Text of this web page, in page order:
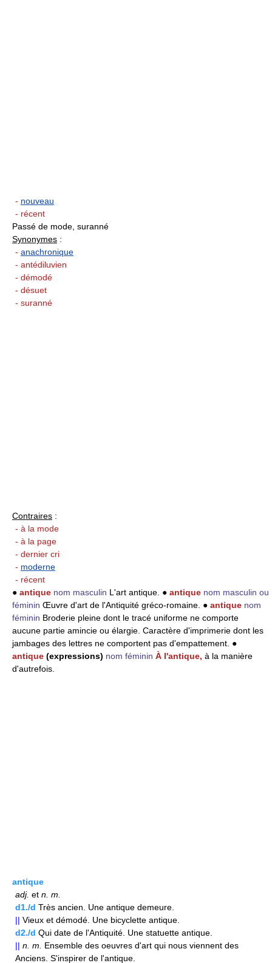
- nouveau
- récent
Passé de mode, suranné
Synonymes :
- anachronique
- antédiluvien
- démodé
- désuet
- suranné
Contraires :
- à la mode
- à la page
- dernier cri
- moderne
- récent
● antique nom masculin L'art antique. ● antique nom masculin ou
féminin Œuvre d'art de l'Antiquité gréco-romaine. ● antique nom
féminin Broderie pleine dont le tracé uniforme ne comporte
aucune partie amincie ou élargie. Caractère d'imprimerie dont les
jambages des lettres ne comportent pas d'empattement. ●
antique (expressions) nom féminin À l'antique, à la manière
d'autrefois.
antique
adj. et n. m.
d1./d Très ancien. Une antique demeure.
|| Vieux et démodé. Une bicyclette antique.
d2./d Qui date de l'Antiquité. Une statuette antique.
|| n. m. Ensemble des oeuvres d'art qui nous viennent des
Anciens. S'inspirer de l'antique.